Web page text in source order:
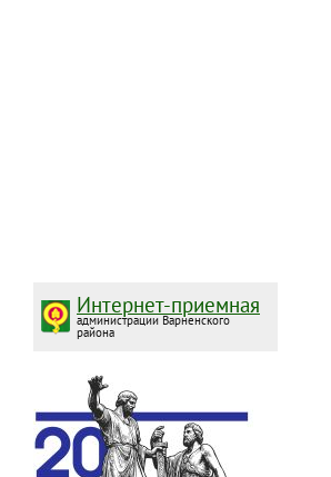
Интернет-приемная
администрации Варненского
района